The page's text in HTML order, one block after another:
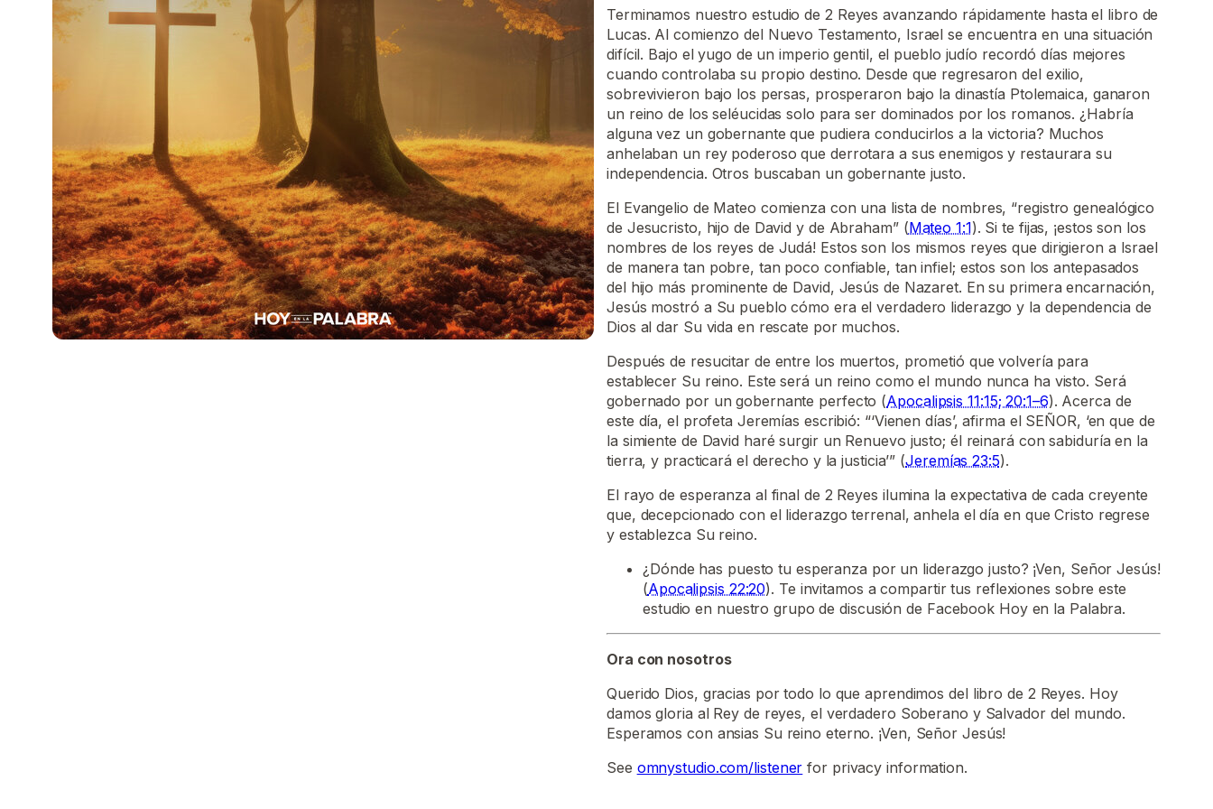
Terminamos nuestro estudio de 2 Reyes avanzando rápidamente hasta el libro de
Lucas. Al comienzo del Nuevo Testamento, Israel se encuentra en una situación
difícil. Bajo el yugo de un imperio gentil, el pueblo judío recordó días mejores
cuando controlaba su propio destino. Desde que regresaron del exilio,
sobrevivieron bajo los persas, prosperaron bajo la dinastía Ptolemaica, ganaron
un reino de los seléucidas solo para ser dominados por los romanos. ¿Habría
alguna vez un gobernante que pudiera conducirlos a la victoria? Muchos
anhelaban un rey poderoso que derrotara a sus enemigos y restaurara su
independencia. Otros buscaban un gobernante justo.
El Evangelio de Mateo comienza con una lista de nombres, “registro genealógico
de Jesucristo, hijo de David y de Abraham” (Mateo 1:1). Si te fijas, ¡estos son los
nombres de los reyes de Judá! Estos son los mismos reyes que dirigieron a Israel
de manera tan pobre, tan poco confiable, tan infiel; estos son los antepasados ​​
del hijo más prominente de David, Jesús de Nazaret. En su primera encarnación,
Jesús mostró a Su pueblo cómo era el verdadero liderazgo y la dependencia de
Dios al dar Su vida en rescate por muchos.
Después de resucitar de entre los muertos, prometió que volvería para
establecer Su reino. Este será un reino como el mundo nunca ha visto. Será
gobernado por un gobernante perfecto (Apocalipsis 11:15; 20:1–6). Acerca de
este día, el profeta Jeremías escribió: “‘Vienen días’, afirma el SEÑOR, ‘en que de
la simiente de David haré surgir un Renuevo justo; él reinará con sabiduría en la
tierra, y practicará el derecho y la justicia’” (Jeremías 23:5).
El rayo de esperanza al final de 2 Reyes ilumina la expectativa de cada creyente
que, decepcionado con el liderazgo terrenal, anhela el día en que Cristo regrese
y establezca Su reino.
¿Dónde has puesto tu esperanza por un liderazgo justo? ¡Ven, Señor Jesús!
(Apocalipsis 22:20). Te invitamos a compartir tus reflexiones sobre este
estudio en nuestro grupo de discusión de Facebook Hoy en la Palabra.
Ora con nosotros
Querido Dios, gracias por todo lo que aprendimos del libro de 2 Reyes. Hoy
damos gloria al Rey de reyes, el verdadero Soberano y Salvador del mundo.
Esperamos con ansias Su reino eterno. ¡Ven, Señor Jesús!
See omnystudio.com/listener for privacy information.